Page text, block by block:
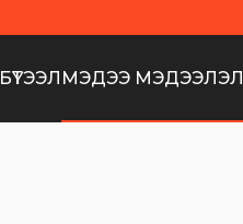
БҮТЭЭЛ МЭДЭЭ МЭДЭЭЛЭЛ